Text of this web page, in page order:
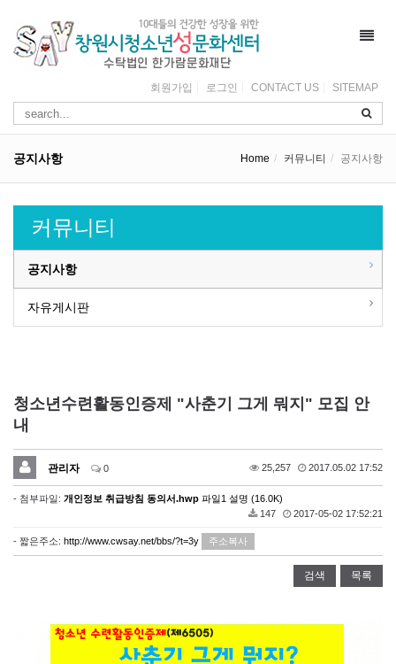
회원가입 로그인 CONTACT US SITEMAP
공지사항 Home 커뮤니티 공지사항
커뮤니티
공지사항
자유게시판
청소년수련활동인증제 "사춘기 그게 뭐지" 모집 안
내
관리자 0 25,257 2017.05.02 17:52
- 첨부파일: 개인정보 취급방침 동의서.hwp 파일1 설명 (16.0K)
147
2017-05-02 17:52:21
- 짧은주소: http://www.cwsay.net/bbs/?t=3y 주소복사
검색 목록